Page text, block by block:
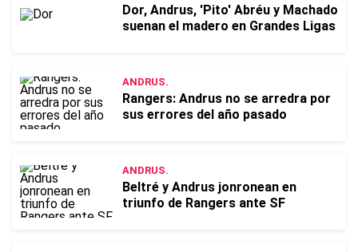
Dor, Andrus, 'Pito' Abréu y Machado
suenan el madero en Grandes Ligas
ANDRUS.
Rangers: Andrus no se arredra por
sus errores del año pasado
ANDRUS.
Beltré y Andrus jonronean en
triunfo de Rangers ante SF